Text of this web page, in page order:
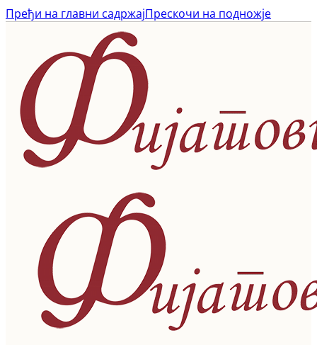
Пређи на главни садржајПрескочи на подножје